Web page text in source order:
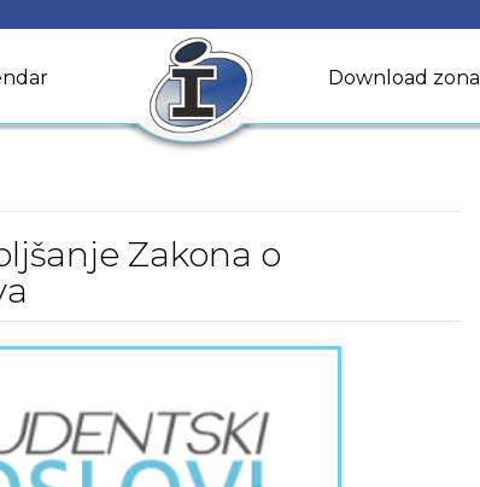
Download zona
Zakona o